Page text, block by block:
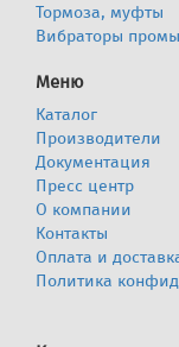
Тормоза, муфты
Вибраторы
Меню
Каталог
Производители
Документация
Пресс центр
О компании
Контакты
Оплата и
Политика